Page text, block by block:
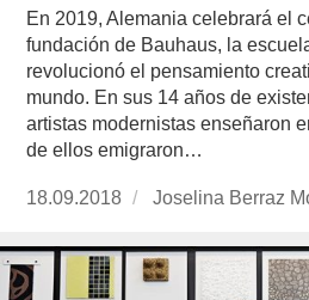
En 2019, Alemania celebrará el
fundación de Bauhaus, la
revolucionó el pensamiento
mundo. En sus 14 años de
artistas modernistas enseñaron
de ellos emigraron…
Publicado
18.09.2018
https://
montyn/
Joselina Berraz